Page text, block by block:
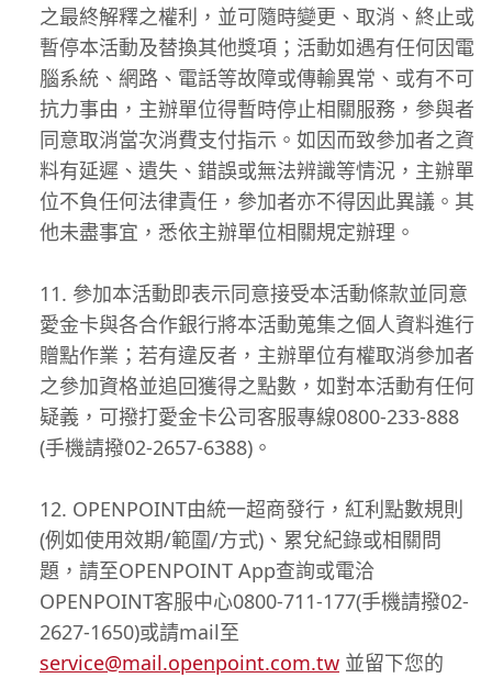
之最終解釋之權利，並可隨時變更、取消、終止或
暫停本活動及替換其他獎項；活動如遇有任何因電
腦系統、網路、電話等故障或傳輸異常、或有不可
抗力事由，主辦單位得暫時停止相關服務，參與者
同意取消當次消費支付指示。如因而致參加者之資
料有延遲、遺失、錯誤或無法辨識等情況，主辦單
位不負任何法律責任，參加者亦不得因此異議。其
他未盡事宜，悉依主辦單位相關規定辦理。
參加本活動即表示同意接受本活動條款並同意
愛金卡與各合作銀行將本活動蒐集之個人資料進行
贈點作業；若有違反者，主辦單位有權取消參加者
之參加資格並追回獲得之點數，如對本活動有任何
疑義，可撥打愛金卡公司客服專線0800-233-888
(手機請撥02-2657-6388)。
OPENPOINT由統一超商發行，紅利點數規則
(例如使用效期/範圍/方式)、累兌紀錄或相關問
題，請至OPENPOINT App查詢或電洽
OPENPOINT客服中心0800-711-177(手機請撥02-
2627-1650)或請mail至
service@mail.openpoint.com.tw 並留下您的